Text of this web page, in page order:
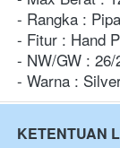
- Rangka :
- Fitur : Hand
- NW/GW : 26/
- Warna :
KETENTUAN